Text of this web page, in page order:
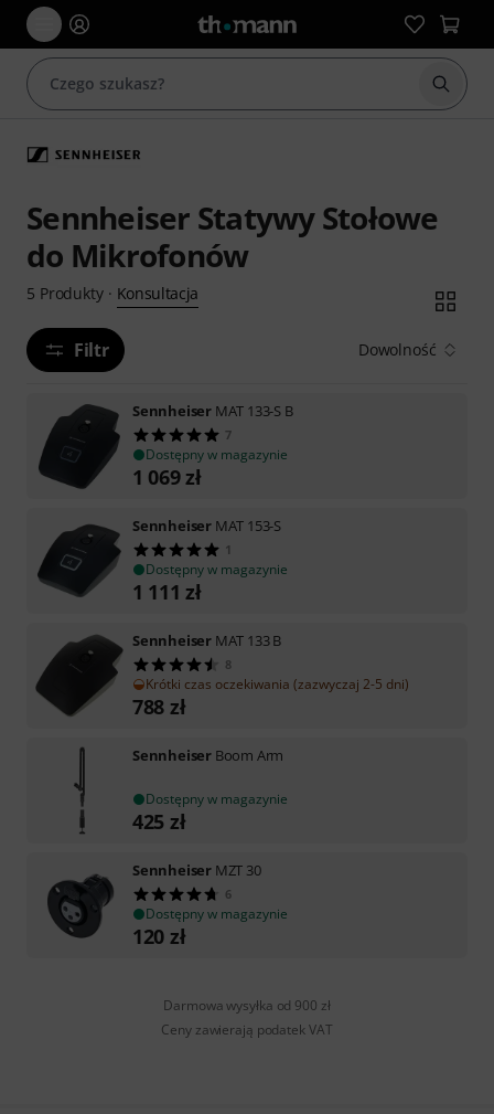
Sennheiser Statywy Stołowe
do Mikrofonów
5 Produkty· Konsultacja
Filtr Dowolność
Sennheiser MAT 133-S B
7
Dostępny w magazynie
1 069zł
Sennheiser MAT 153-S
1
Dostępny w magazynie
1 111 zł
Sennheiser MAT 133 B
8
Krótki czas oczekiwania (zazwyczaj 2-5 dni)
788 zł
Sennheiser Boom Arm
Dostępny w magazynie
425 zł
Sennheiser MZT 30
6
Dostępny w magazynie
120 zł
Darmowa wysyłka od 900 zł
Ceny zawierają podatek VAT